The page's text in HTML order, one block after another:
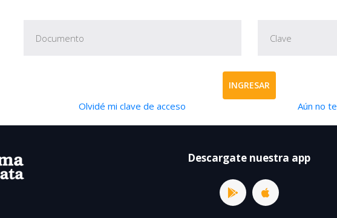
INGRESAR
Olvidé mi clave de acceso Aún no
Descargate nuestra app